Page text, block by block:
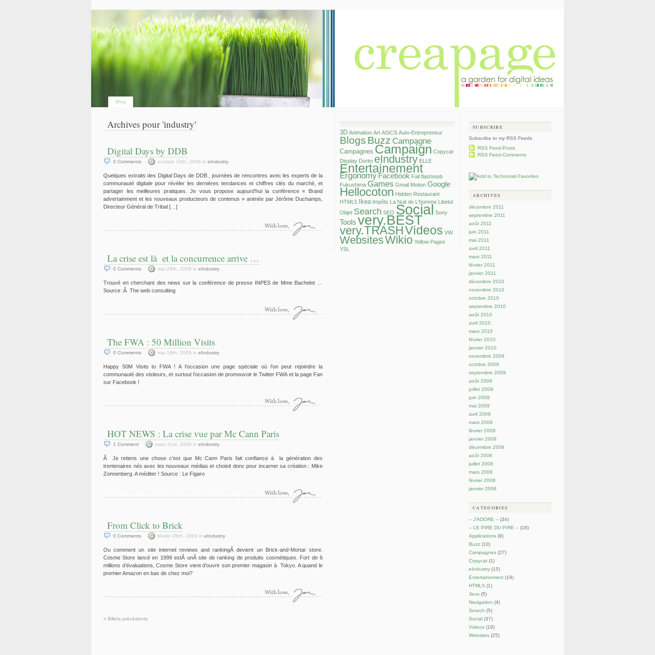
Blog
Archives pour 'industry'
Digital Days by DDB
0 Comments octobre 16th, 2009 in eIndustry
Quelques extraits des Digital Days de DDB , journées de rencontres avec les experts de la
communauté digitale pour révéler les dernières tendances et chiffres clés du marché, et
partager les meilleures pratiques. Je vous propose aujourd’hui la conférence « Brand
advertainment et les nouveaux producteurs de contenus » animée par Jérôme Duchamps,
Directeur Général de Tribal […]
La crise est là et la concurrence arrive …
0 Comments mai 29th, 2009 in eIndustry
Trouvé en cherchant des news sur la conférence de presse INPES de Mme Bachelot …
Source :Â The web consulting
The FWA : 50 Million Visits
0 Comments mai 19th, 2009 in eIndustry
Happy 50M Visits to FWA ! A l’occasion une page spéciale où l’on peut rejoindre la
communauté des visiteurs, et surtout l’occasion de promouvoir le Twitter FWA et la page Fan
sur Facebook !
HOT NEWS : La crise vue par Mc Cann Paris
1 Comment mars 31st, 2009 in eIndustry
Â Je retiens une chose c’est que Mc Cann Paris fait confiance à la génération des
trentenaires nés avec les nouveaux médias et choisit donc pour incarner sa création : Mike
Zonnenberg. A méditer ! Source : Le Figaro
From Click to Brick
0 Comments février 26th, 2009 in eIndustry
Ou comment un site internet reviews and rankingÂ devient un Brick-and-Mortar store.
Cosme Store lancé en 1999 estÂ unÂ site de ranking de produits cosmétiques. Fort de 6
millions d’évaluations, Cosme Store vient d’ouvrir son premier magasin à Tokyo. A quand le
premier Amazon en bas de chez moi?
« Billets précédents
3D Animation Art ASICS Auto-Entrepreneur
Blogs Buzz Campagne
Campagnes Campaign Copycat
Display Dorito eIndustry ELLE
Entertainement
Ergonomy Facebook Fail flashmob
Fukushima Games Gmail Motion Google
Hellocoton Hidden Restaurant
HTML5
Ikea Impôts La Nuit de L'homme Libelul
Objet Search SEO Social Sony
Tools very.BEST
very.TRASHVideos VW
WebsitesWikio Yellow Pages
YSL
SUBSCRIBE
Subscribe to my RSS Feeds
RSS Feed-Posts
RSS Feed-Comments
ARCHIVES
décembre 2011
septembre 2011
août 2011
juin 2011
mai 2011
avril 2011
mars 2011
février 2011
janvier 2011
décembre 2010
novembre 2010
octobre 2010
septembre 2010
août 2010
avril 2010
mars 2010
février 2010
janvier 2010
novembre 2009
octobre 2009
septembre 2009
août 2009
juillet 2009
juin 2009
mai 2009
avril 2009
mars 2009
février 2009
janvier 2009
décembre 2008
août 2008
juillet 2008
mars 2008
février 2008
janvier 2008
CATEGORIES
– J'ADORE – (34)
– LE PIRE DU PIRE – (18)
Applications (9)
Buzz (10)
Campagnes (27)
Copycat (1)
eIndustry (15)
Entertainement (19)
HTML5 (1)
Jeux (5)
Navigation (4)
Search (5)
Social (37)
Videos (19)
Websites (25)